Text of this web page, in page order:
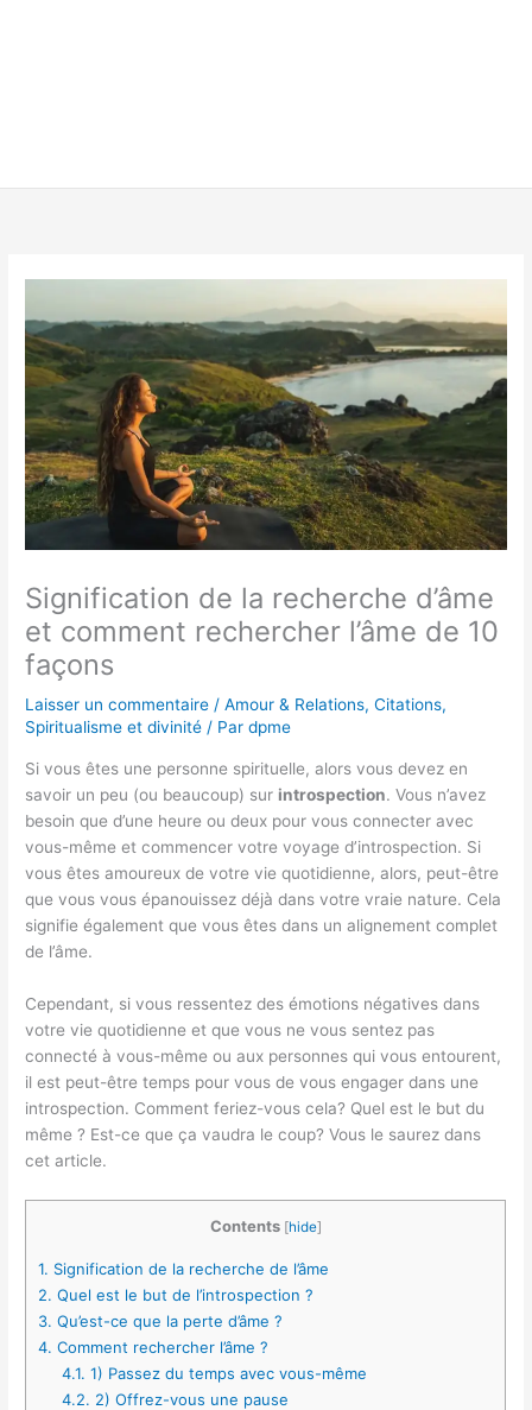
Signification de la recherche d’âme
et comment rechercher l’âme de 10
façons
Laisser un commentaire /Amour & Relations,Citations,
Spiritualisme et divinité / Pardpme
Si vous êtes une personne spirituelle, alors vous devez en
savoir un peu (ou beaucoup) sur introspection. Vous n’avez
besoin que d’une heure ou deux pour vous connecter avec
vous-même et commencer votre voyage d’introspection. Si
vous êtes amoureux de votre vie quotidienne, alors, peut-être
que vous vous épanouissez déjà dans votre vraie nature. Cela
signifie également que vous êtes dans un alignement complet
de l’âme.
Cependant, si vous ressentez des émotions négatives dans
votre vie quotidienne et que vous ne vous sentez pas
connecté à vous-même ou aux personnes qui vous entourent,
il est peut-être temps pour vous de vous engager dans une
introspection. Comment feriez-vous cela? Quel est le but du
même ? Est-ce que ça vaudra le coup? Vous le saurez dans
cet article.
Contents [hide]
1. Signification de la recherche de l’âme
2. Quel est le but de l’introspection ?
3. Qu’est-ce que la perte d’âme ?
4. Comment rechercher l’âme ?
4.1. 1) Passez du temps avec vous-même
4.2. 2) Offrez-vous une pause